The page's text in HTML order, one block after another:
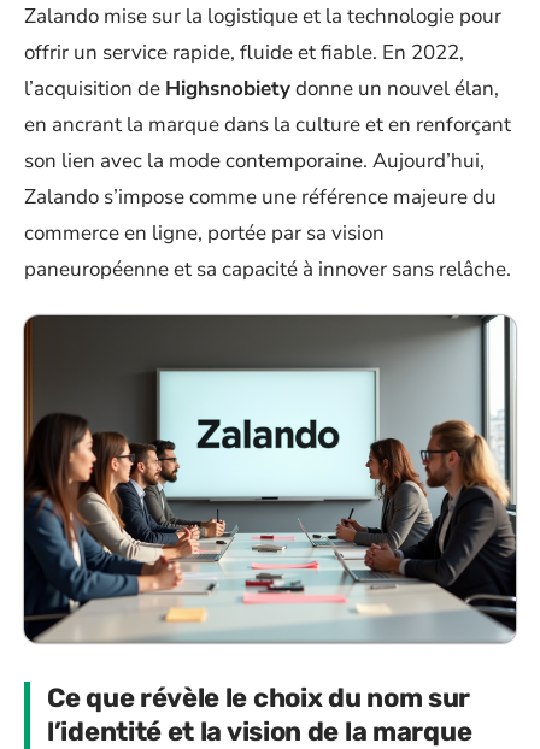
Zalando mise sur la logistique et la technologie pour
offrir un service rapide, fluide et fiable. En 2022,
l’acquisition de Highsnobietydonne un nouvel élan,
en ancrant la marque dans la culture et en renforçant
son lien avec la mode contemporaine. Aujourd’hui,
Zalando s’impose comme une référence majeure du
commerce en ligne, portée par sa vision
paneuropéenne et sa capacité à innover sans relâche.
Ce que révèle le choix du nom sur
l’identité et la vision de la marque